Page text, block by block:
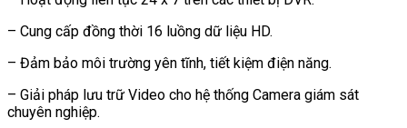
– Cung cấp đồng thời 16 luồng dữ liệu HD.
– Đảm bảo môi trường yên tĩnh, tiết kiệm điện năng.
– Giải pháp lưu trữ Video cho hệ thống Camera giám sát
chuyên nghiệp.